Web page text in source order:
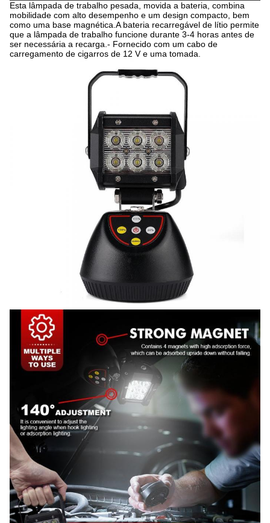
Esta lâmpada de trabalho pesada, movida a bateria, combina
mobilidade com alto desempenho e um design compacto, bem
como uma base magnética.A bateria recarregável de lítio permite
que a lâmpada de trabalho funcione durante 3-4 horas antes de
ser necessária a recarga.- Fornecido com um cabo de
carregamento de cigarros de 12 V e uma tomada.